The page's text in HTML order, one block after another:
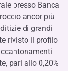
presso Banca
ancor più
di grandi
rivisto il profilo
pari allo 0,20%